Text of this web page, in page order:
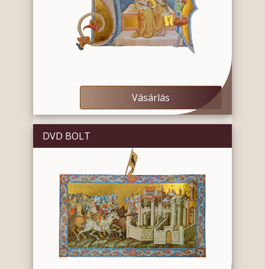
Vásárlás
DVD BOLT